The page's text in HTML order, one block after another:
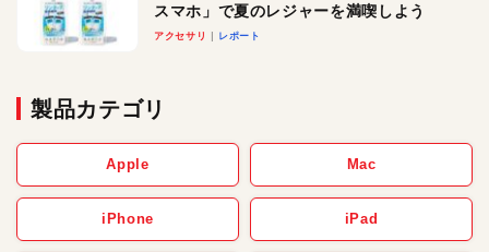
スマホ」で夏のレジャーを満喫しよう
アクセサリ レポート
製品カテゴリ
Apple Mac
iPhone iPad